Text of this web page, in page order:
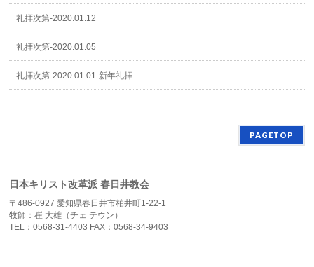
礼拝次第-2020.01.12
礼拝次第-2020.01.05
礼拝次第-2020.01.01-新年礼拝
PAGETOP
日本キリスト改革派 春日井教会
〒486-0927 愛知県春日井市柏井町1-22-1
牧師：崔 大雄（チェ テウン）
TEL：0568-31-4403 FAX：0568-34-9403